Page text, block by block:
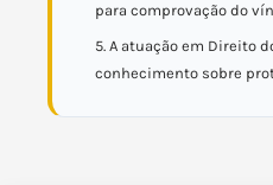
para comprovação do
5. A atuação em Direito
conhecimento sobre